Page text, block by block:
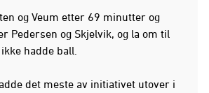
og Veum etter 69 minutter og
Pedersen og Skjelvik, og la om til
hadde ball.
det meste av initiativet utover i